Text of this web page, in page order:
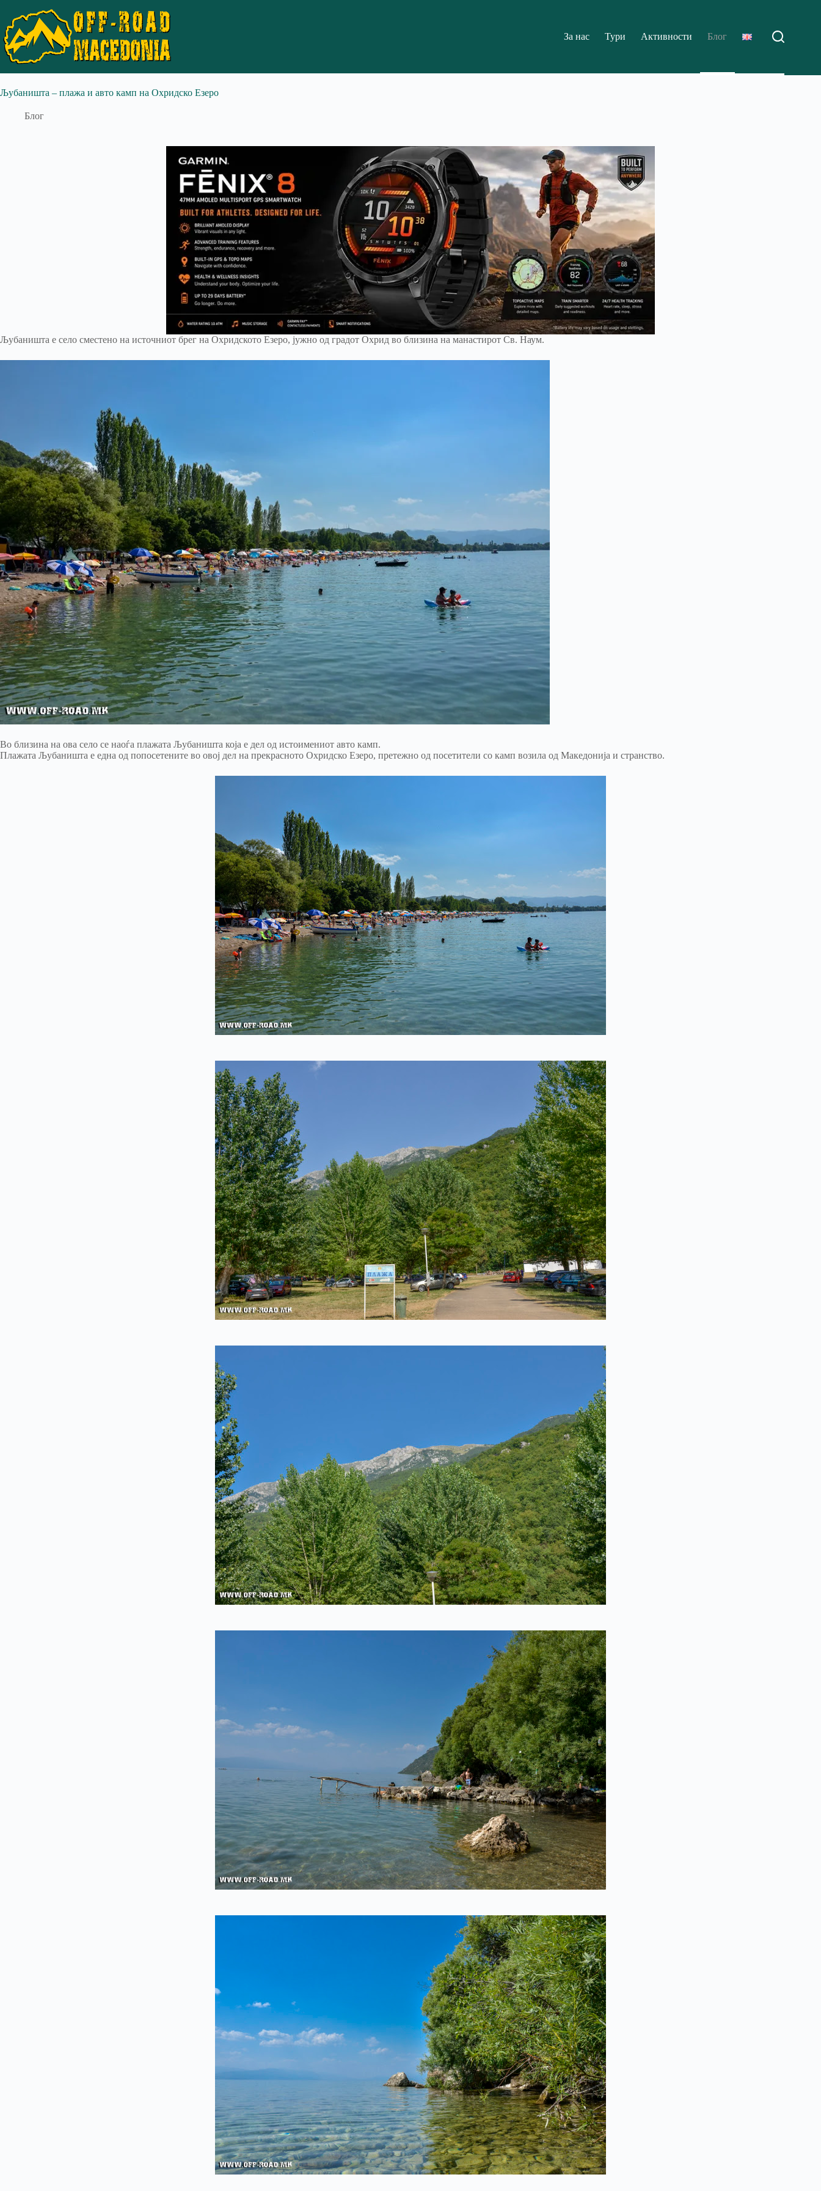
За нас Тури Активности Блог
Љубаништа – плажа и авто камп на Охридско Езеро
Блог
Љубаништа е село сместено на источниот брег на Охридското Езеро, јужно од градот Охрид во близина на манастирот Св. Наум.
Во близина на ова село се наоѓа плажата Љубаништа која е дел од истоимениот авто камп.
Плажата Љубаништа е една од попосетените во овој дел на прекрасното Охридско Езеро, претежно од посетители со камп возила од Македонија и странство.